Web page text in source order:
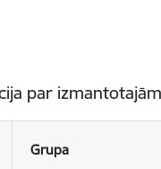
par
Grupa